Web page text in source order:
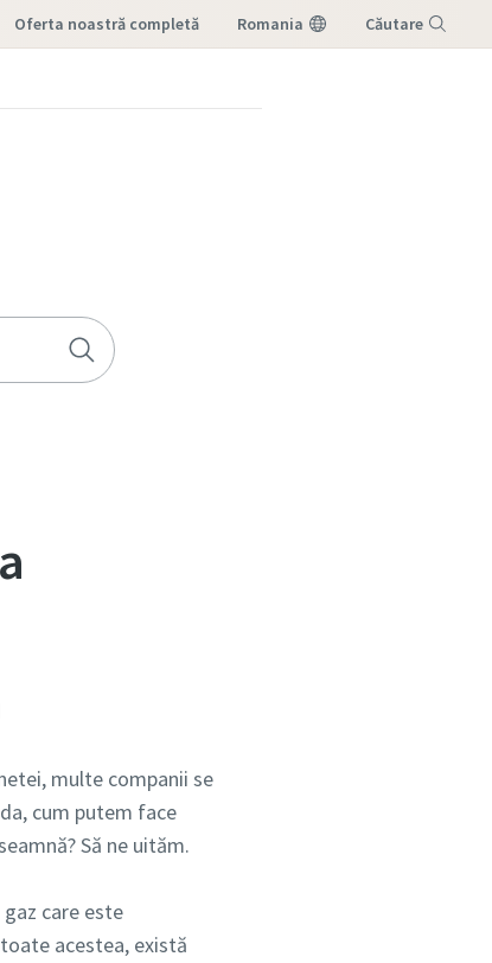
oferta noastră completă Romania Căutare
multe companii se
cum putem face
Să ne uităm.
care este
acestea, există